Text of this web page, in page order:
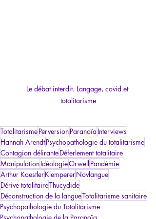
Le débat interdit. Langage, covid et
totalitarisme
TotalitarismePerversionParanoïa Interviews
Hannah ArendtPsychopathologie du totalitarisme
Contagion déliranteDéferlement totalitaire
ManipulationIdéologieOrwellPandémie
Arthur KoestlerKlempererNovlangue
Dérive totalitaireThucydide
Déconstruction de la langueTotalitarisme sanitaire
Psychopathologie du Totalitarisme